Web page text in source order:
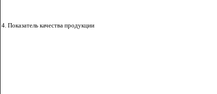
4. Показатель качества продукции